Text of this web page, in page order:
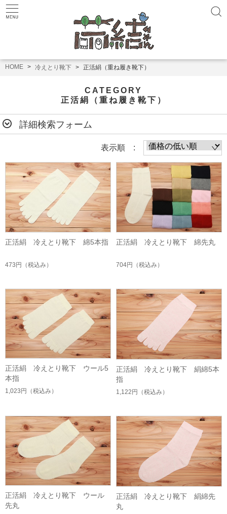
HOME 冷えとり靴下 正活絹（重ね履き靴下）
CATEGORY
正活絹（重ね履き靴下）
詳細検索フォーム
表示順 :
正活絹 冷えとり靴下 綿5本指
473円 （税込み）
正活絹 冷えとり靴下 綿先丸
704円 （税込み）
正活絹 冷えとり靴下 ウール5
本指
1,023円 （税込み）
正活絹 冷えとり靴下 絹綿5本
指
1,122円 （税込み）
正活絹 冷えとり靴下 ウール
先丸
正活絹 冷えとり靴下 絹綿先
丸